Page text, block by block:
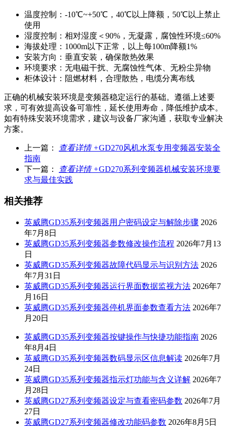
温度控制：-10℃~+50℃，40℃以上降额，50℃以上禁止
使用
湿度控制：相对湿度＜90%，无凝露，腐蚀性环境≤60%
海拔处理：1000m以下正常，以上每100m降额1%
安装方向：垂直安装，确保散热效果
环境要求：无电磁干扰、无腐蚀性气体、无粉尘异物
柜体设计：阻燃材料，合理散热，电缆分离布线
正确的机械安装环境是变频器稳定运行的基础。遵循上述要
求，可有效提高设备可靠性，延长使用寿命，降低维护成本。
如有特殊安装环境需求，建议与设备厂家沟通，获取专业解决
方案。
上一篇： 查看详情 +GD270风机水泵专用变频器安装全
指南
下一篇：
查看详情 +GD270系列变频器机械安装环境要
求与最佳实践
相关推荐
英威腾GD35系列变频器用户密码设定与解除步骤 2026
年7月8日
英威腾GD35系列变频器参数修改操作流程 2026年7月13
日
英威腾GD35系列变频器故障代码显示与识别方法 2026
年7月31日
英威腾GD35系列变频器运行界面数据监视方法 2026年7
月16日
英威腾GD35系列变频器停机界面参数查看方法 2026年7
月20日
英威腾GD35系列变频器按键操作与快捷功能指南 2026
年8月4日
英威腾GD35系列变频器数码显示区信息解读 2026年7月
24日
英威腾GD35系列变频器指示灯功能与含义详解 2026年7
月28日
英威腾GD27系列变频器设定与查看密码参数 2026年7月
27日
英威腾GD27系列变频器修改功能码参数 2026年8月5日